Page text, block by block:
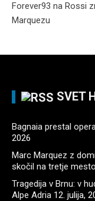
Forever93 na Rossi
Marquezu
SVET
Bagnaia prestal
2026
Marc Marquez z
skočil na tretje
Tragedija v Brnu: v
Alpe Adria 12. julija,